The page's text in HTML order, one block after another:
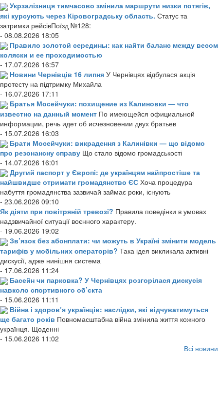
Укрзалізниця тимчасово змінила маршрути низки потягів,
які курсують через Кіровоградську область. Статус та
затримки рейсівПоїзд №128:
- 08.08.2026 18:05
Правило золотой середины: как найти баланс между весом
коляски и ее проходимостью
- 17.07.2026 16:57
Новини Чернівців 16 липня У Чернівцях відбулася акція
протесту на підтримку Михайла
- 16.07.2026 17:11
Братья Мосейчуки: похищение из Калиновки — что
известно на данный момент По имеющейся официальной
информации, речь идет об исчезновении двух братьев
- 15.07.2026 16:03
Брати Мосейчуки: викрадення з Калинівки — що відомо
про резонансну справу Що стало відомо громадськості
- 14.07.2026 16:01
Другий паспорт у Європі: де українцям найпростіше та
найшвидше отримати громадянство ЄС Хоча процедура
набуття громадянства зазвичай займає роки, існують
- 23.06.2026 09:10
Як діяти при повітряній тревозі? Правила поведінки в умовах
надзвичайної ситуації воєнного характеру.
- 19.06.2026 19:02
Зв’язок без абонплати: чи можуть в Україні змінити модель
тарифів у мобільних операторів? Така ідея викликала активні
дискусії, адже нинішня система
- 17.06.2026 11:24
Басейн чи парковка? У Чернівцях розгорілася дискусія
навколо спортивного об’єкта
- 15.06.2026 11:11
Війна і здоров’я українців: наслідки, які відчуватимуться
ще багато років Повномасштабна війна змінила життя кожного
українця. Щоденні
- 15.06.2026 11:02
Всі новини